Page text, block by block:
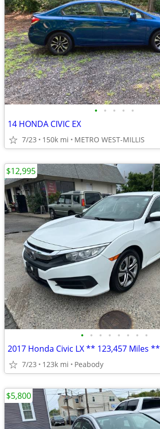
• • • • •
14 HONDA CIVIC EX
7/23 150k mi METRO WEST-MILLIS
• • • • • • • •
2017 Honda Civic LX ** 123,457 Miles **
7/23 123k mi Peabody
$12,995
$5,800